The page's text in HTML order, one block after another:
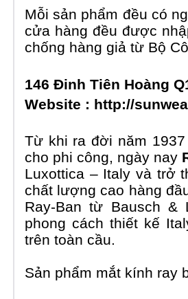
Mỗi sản phẩm đều có
cửa hàng đều được
chống hàng giả từ Bộ
146 Đinh Tiên Hoàng
Website : http://
Từ khi ra đời năm
cho phi công, ngày nay
Luxottica – Italy và trở
chất lượng cao hàng
Ray-Ban từ Bausch
phong cách thiết kế
trên toàn cầu.
Sản phẩm mắt kính ray